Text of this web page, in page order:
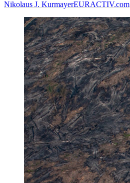
Nikolaus J. KurmayerEURACTIV.com